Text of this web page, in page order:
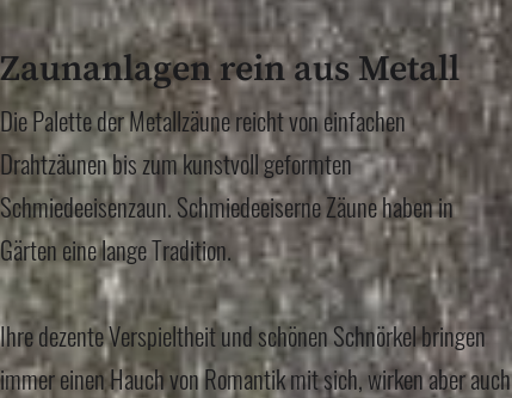
Zaunanlagen rein aus Metall
Die Palette der Metallzäune reicht von einfachen
Drahtzäunen bis zum kunstvoll geformten
Schmiedeeisenzaun. Schmiedeeiserne Zäune haben in
Gärten eine lange Tradition.
Ihre dezente Verspieltheit und schönen Schnörkel bringen
immer einen Hauch von Romantik mit sich, wirken aber auch